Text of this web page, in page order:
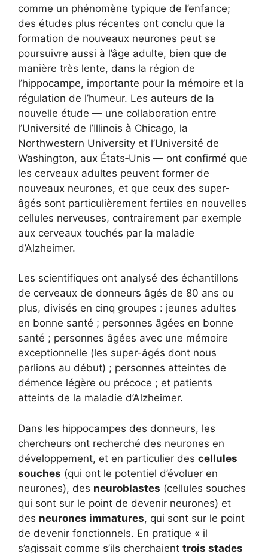
comme un phénomène typique de l’enfance;
des études plus récentes ont conclu que la
formation de nouveaux neurones peut se
poursuivre aussi à l’âge adulte, bien que de
manière très lente, dans la région de
l’hippocampe, importante pour la mémoire et la
régulation de l’humeur. Les auteurs de la
nouvelle étude — une collaboration entre
l’Université de l’Illinois à Chicago, la
Northwestern University et l’Université de
Washington, aux États‑Unis — ont confirmé que
les cerveaux adultes peuvent former de
nouveaux neurones, et que ceux des super-
âgés sont particulièrement fertiles en nouvelles
cellules nerveuses, contrairement par exemple
aux cerveaux touchés par la maladie
d’Alzheimer.
Les scientifiques ont analysé des échantillons
de cerveaux de donneurs âgés de 80 ans ou
plus, divisés en cinq groupes : jeunes adultes
en bonne santé ; personnes âgées en bonne
santé ; personnes âgées avec une mémoire
exceptionnelle (les super-âgés dont nous
parlions au début) ; personnes atteintes de
démence légère ou précoce ; et patients
atteints de la maladie d’Alzheimer.
Dans les hippocampes des donneurs, les
chercheurs ont recherché des neurones en
développement, et en particulier des cellules
souches (qui ont le potentiel d’évoluer en
neurones), des neuroblastes (cellules souches
qui sont sur le point de devenir neurones) et
des neurones immatures, qui sont sur le point
de devenir fonctionnels. En pratique « il
s’agissait comme s’ils cherchaient trois stades